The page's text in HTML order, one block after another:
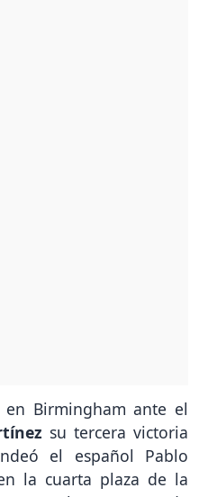
en Birmingham ante el
su tercera victoria
el español Pablo
la cuarta plaza de la